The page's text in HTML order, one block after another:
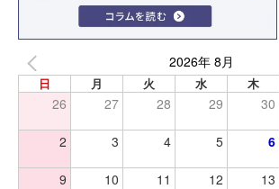
2026年 8月
日 月 火 水 木
26 27 28 29 30
2 3 4 5 6
9 10 11 12 13